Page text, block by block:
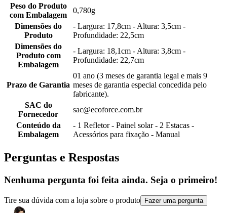
Peso do Produto
com Embalagem
0,780g
Dimensões do
Produto
- Largura: 17,8cm - Altura: 3,5cm -
Profundidade: 22,5cm
Dimensões do
Produto com
Embalagem
- Largura: 18,1cm - Altura: 3,8cm -
Profundidade: 22,7cm
Prazo de Garantia
01 ano (3 meses de garantia legal e mais 9
meses de garantia especial concedida pelo
fabricante).
SAC do
Fornecedor
sac@ecoforce.com.br
Conteúdo da
Embalagem
- 1 Refletor - Painel solar - 2 Estacas -
Acessórios para fixação - Manual
Perguntas e Respostas
Nenhuma pergunta foi feita ainda. Seja o primeiro!
Tire sua dúvida com a loja sobre o produto Fazer uma pergunta